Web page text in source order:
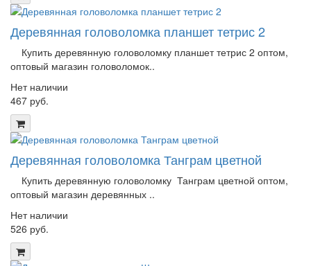
Деревянная головоломка планшет тетрис 2
Купить деревянную головоломку планшет тетрис 2 оптом,
оптовый магазин головоломок..
Нет наличии
467 руб.
Деревянная головоломка Танграм цветной
Купить деревянную головоломку Танграм цветной оптом,
оптовый магазин деревянных ..
Нет наличии
526 руб.